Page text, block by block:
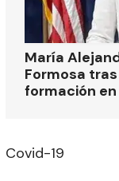
María
Formosa
formación
Covid-19